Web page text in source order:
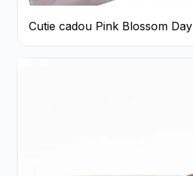
Cutie cadou Pink Blossom Day